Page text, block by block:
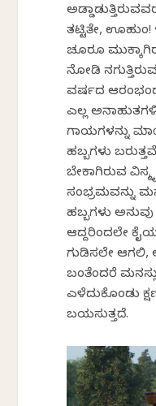
ತಟ್ಟಿತೇ,
ಚೂರೂ
ನೋಡಿ
ವರ್ಷದ
ಎಲ್ಲ
ಗಾಯಗಳನ್ನು
ಹಬ್ಬಗಳು
ಬೇಕಾಗಿರುವ
ಸಂಭ್ರಮವನ್ನು
ಹಬ್ಬಗಳು
ಆದ್ದರಿಂದಲೇ
ಗುಡಿಸಲೇ
ಬಂತೆಂದರೆ
ಎಳೆದುಕೊಂಡು
ಬಯಸುತ್ತದೆ.